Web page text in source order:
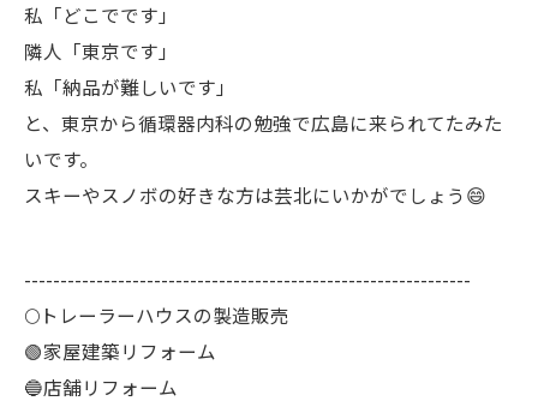
私「どこでです」
隣人「東京です」
私「納品が難しいです」
と、東京から循環器内科の勉強で広島に来られてたみた
いです。
スキーやスノボの好きな方は芸北にいかがでしょう😄
--------------------------------------------------------------
🌕️トレーラーハウスの製造販売
🟢家屋建築リフォーム
🔵店舗リフォーム